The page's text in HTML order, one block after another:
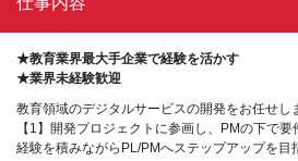
★教育業界最大手企業で経験を活かす
★業界未経験歓迎
教育領域のデジタルサービスの開発をお任せし
【1】開発プロジェクトに参画し、PMの下で要
経験を積みながらPL/PMへステップアップを目